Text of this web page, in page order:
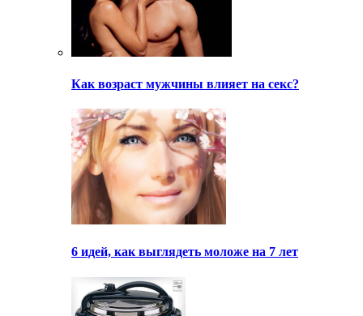
Как возраст мужчины влияет на секс?
6 идей, как выглядеть моложе на 7 лет